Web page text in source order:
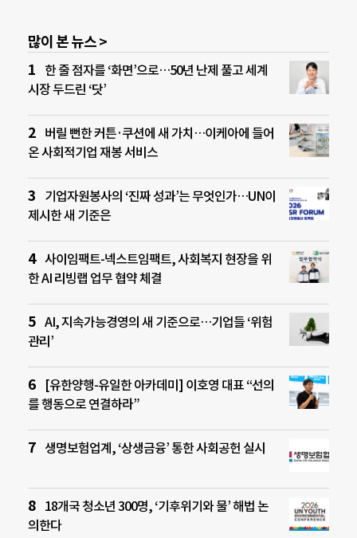
많이 본 뉴스 >
한 줄 점자를 ‘화면’으로…50년 난제 풀고 세계
시장 두드린 ‘닷’
버릴 뻔한 커튼·쿠션에 새 가치…이케아에 들어
온 사회적기업 재봉 서비스
기업자원봉사의 ‘진짜 성과’는 무엇인가…UN이
제시한 새 기준은
사이임팩트-넥스트임팩트, 사회복지 현장을 위
한 AI 리빙랩 업무 협약 체결
AI, 지속가능경영의 새 기준으로…기업들 ‘위험
관리’
[유한양행-유일한 아카데미] 이호영 대표 “선의
를 행동으로 연결하라”
생명보험업계, ‘상생금융’ 통한 사회공헌 실시
18개국 청소년 300명, ‘기후위기와 물’ 해법 논
의한다